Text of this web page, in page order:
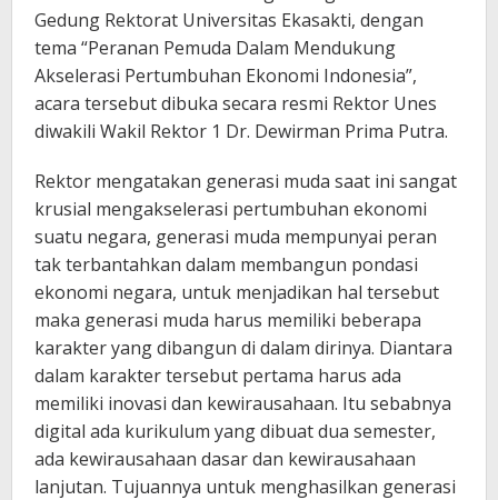
Gedung Rektorat Universitas Ekasakti, dengan
tema “Peranan Pemuda Dalam Mendukung
Akselerasi Pertumbuhan Ekonomi Indonesia”,
acara tersebut dibuka secara resmi Rektor Unes
diwakili Wakil Rektor 1 Dr. Dewirman Prima Putra.
Rektor mengatakan generasi muda saat ini sangat
krusial mengakselerasi pertumbuhan ekonomi
suatu negara, generasi muda mempunyai peran
tak terbantahkan dalam membangun pondasi
ekonomi negara, untuk menjadikan hal tersebut
maka generasi muda harus memiliki beberapa
karakter yang dibangun di dalam dirinya. Diantara
dalam karakter tersebut pertama harus ada
memiliki inovasi dan kewirausahaan. Itu sebabnya
digital ada kurikulum yang dibuat dua semester,
ada kewirausahaan dasar dan kewirausahaan
lanjutan. Tujuannya untuk menghasilkan generasi